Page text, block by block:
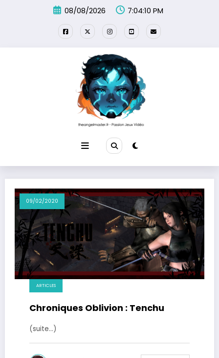
08/08/2026 7:04:10 PM
09/02/2020
ARTICLES
Chroniques Oblivion : Tenchu
(suite…)